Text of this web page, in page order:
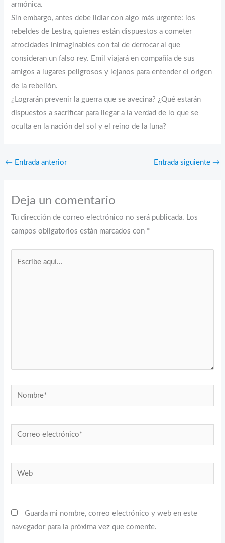
armónica.
Sin embargo, antes debe lidiar con algo más urgente: los
rebeldes de Lestra, quienes están dispuestos a cometer
atrocidades inimaginables con tal de derrocar al que
consideran un falso rey. Emil viajará en compañía de sus
amigos a lugares peligrosos y lejanos para entender el origen
de la rebelión.
¿Lograrán prevenir la guerra que se avecina? ¿Qué estarán
dispuestos a sacrificar para llegar a la verdad de lo que se
oculta en la nación del sol y el reino de la luna?
← Entrada anterior Entrada siguiente →
Deja un comentario
Tu dirección de correo electrónico no será publicada. Los
campos obligatorios están marcados con *
Nombre*
Correo
electrónico*
Web
Guarda mi nombre, correo electrónico y web en este
navegador para la próxima vez que comente.